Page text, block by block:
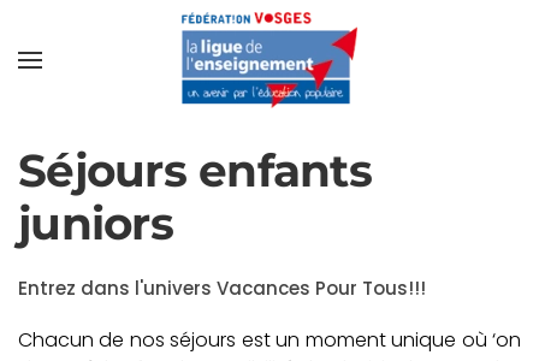
Séjours enfants
juniors
Entrez dans l'univers Vacances Pour Tous!!!
Chacun de nos séjours est un moment unique où ‘on